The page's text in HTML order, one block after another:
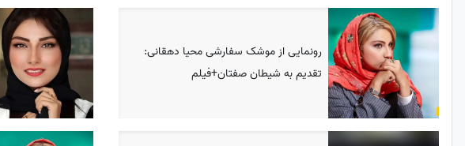
رونمایی از موشک سفارشی محیا دهقانی:
تقدیم به شیطان صفتان+فیلم